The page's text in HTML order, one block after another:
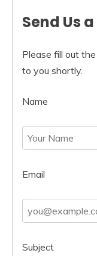
Send Us
Please fill out
to you shortly.
Name
Email
Subject